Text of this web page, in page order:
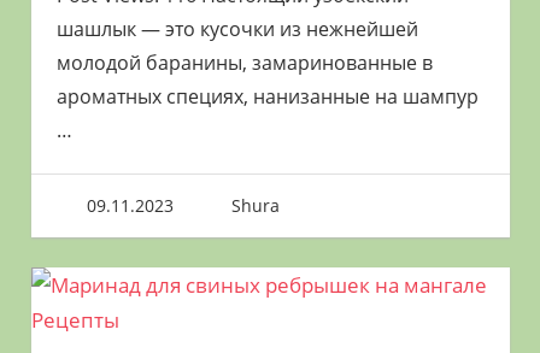
шашлык — это кусочки из нежнейшей
молодой баранины, замаринованные в
ароматных специях, нанизанные на шампур
…
09.11.2023 Shura